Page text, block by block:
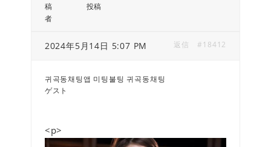
稿
者
投稿
2024年5月14日 5:07 PM #18412
返信
귀곡동채팅앱 미팅불팅 귀곡동채팅
ゲスト
<p>